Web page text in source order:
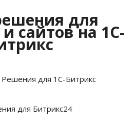
для
сайтов на 1С-
Решения для 1С-Битрикс
для Битрикс24